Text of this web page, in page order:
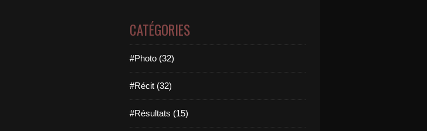
CATÉGORIES
#Photo (32)
#Récit (32)
#Résultats (15)